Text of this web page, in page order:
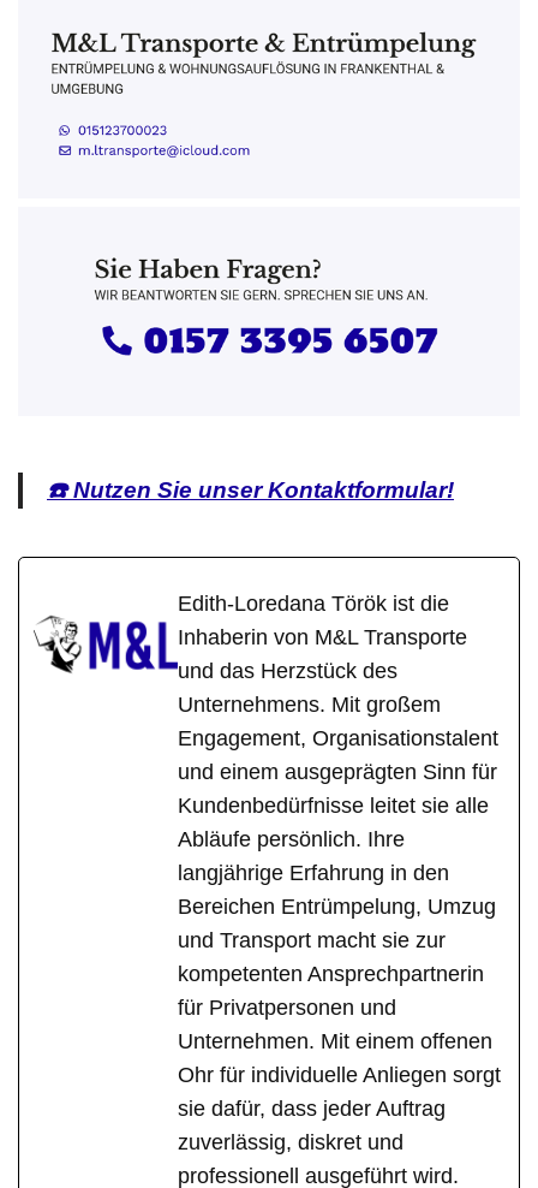
☎️ Nutzen Sie unser Kontaktformular!
Edith-Loredana Török ist die
Inhaberin von M&L Transporte
und das Herzstück des
Unternehmens. Mit großem
Engagement, Organisationstalent
und einem ausgeprägten Sinn für
Kundenbedürfnisse leitet sie alle
Abläufe persönlich. Ihre
langjährige Erfahrung in den
Bereichen Entrümpelung, Umzug
und Transport macht sie zur
kompetenten Ansprechpartnerin
für Privatpersonen und
Unternehmen. Mit einem offenen
Ohr für individuelle Anliegen sorgt
sie dafür, dass jeder Auftrag
zuverlässig, diskret und
professionell ausgeführt wird.